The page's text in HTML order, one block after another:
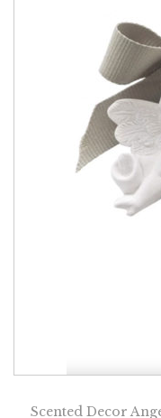
Scented Decor